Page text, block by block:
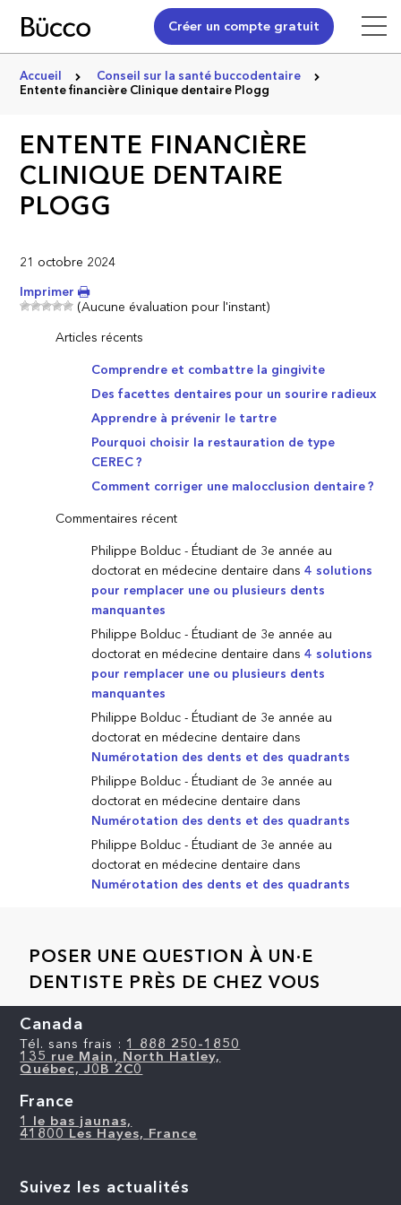
Créer un compte gratuit
Accueil
Conseil sur la santé buccodentaire
Entente financière Clinique dentaire Plogg
ENTENTE FINANCIÈRE
CLINIQUE DENTAIRE
PLOGG
21 octobre 2024
Imprimer
(Aucune évaluation pour l'instant)
Articles récents
Comprendre et combattre la gingivite
Des facettes dentaires pour un sourire radieux
Apprendre à prévenir le tartre
Pourquoi choisir la restauration de type
CEREC ?
Comment corriger une malocclusion dentaire ?
Commentaires récent
Philippe Bolduc - Étudiant de 3e année au
doctorat en médecine dentaire dans4 solutions
pour remplacer une ou plusieurs dents
manquantes
Philippe Bolduc - Étudiant de 3e année au
doctorat en médecine dentaire dans4 solutions
pour remplacer une ou plusieurs dents
manquantes
Philippe Bolduc - Étudiant de 3e année au
doctorat en médecine dentaire dans
Numérotation des dents et des quadrants
Philippe Bolduc - Étudiant de 3e année au
doctorat en médecine dentaire dans
Numérotation des dents et des quadrants
Philippe Bolduc - Étudiant de 3e année au
doctorat en médecine dentaire dans
Numérotation des dents et des quadrants
POSER UNE QUESTION À UN·E
DENTISTE PRÈS DE CHEZ VOUS
Canada
Tél. sans frais : 1 888 250-1850
135 rue Main, North Hatley,
Québec, J0B 2C0
France
1 le bas jaunas,
41800 Les Hayes, France
Suivez les actualités